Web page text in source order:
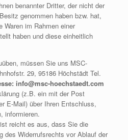
benannter Dritter, der nicht der
genommen haben bzw. hat,
Waren im Rahmen einer
haben und diese einheitlich
müssen Sie uns MSC-
29, 95186 Höchstädt Tel.
info@msc-hoechstaedt.com
(z.B. ein mit der Post
E-Mail) über Ihren Entschluss,
informieren.
reicht es aus, dass Sie die
des Widerrufsrechts vor Ablauf der